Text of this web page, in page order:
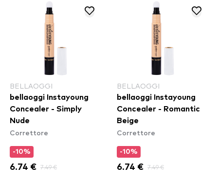
BELLAOGGI
bellaoggi Instayoung
Concealer - Simply
Nude
Correttore
-10%
6.74 € 7.49 €
BELLAOGGI
bellaoggi Instayoung
Concealer - Romantic
Beige
Correttore
-10%
6.74 € 7.49 €